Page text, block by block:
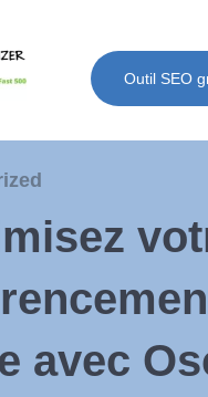
Outil SEO
avec